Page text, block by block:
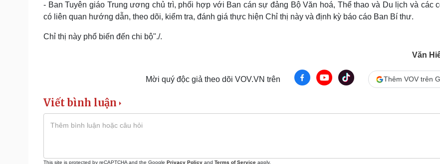
- Ban Tuyên giáo Trung ương chủ trì, phối hợp với Ban cán sự đảng Bộ Văn hoá, Thể thao và Du lịch và các
có liên quan hướng dẫn, theo dõi, kiểm tra, đánh giá thực hiện Chỉ thị này và định kỳ báo cáo Ban Bí thư.
Chỉ thị này phổ biến đến chi bộ"./.
Văn
Mời quý độc giả theo dõi VOV.VN trên Thêm VOV trên
Viết bình luận
This site is protected by reCAPTCHA and the Google Privacy Policy and Terms of Service apply.